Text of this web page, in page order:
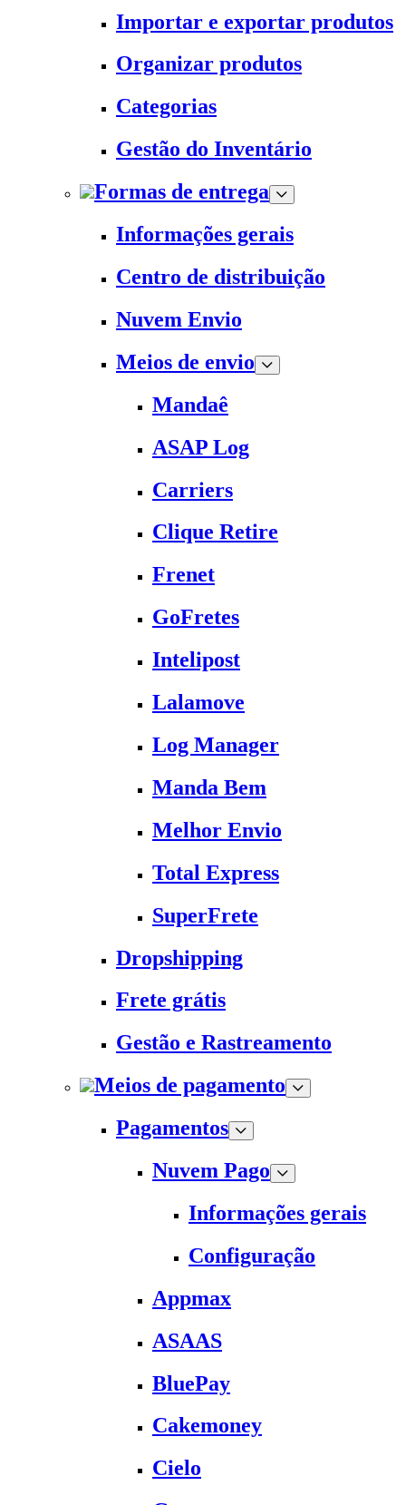
Importar e exportar produtos
Organizar produtos
Categorias
Gestão do Inventário
Formas de entrega
Informações gerais
Centro de distribuição
Nuvem Envio
Meios de envio
Mandaê
ASAP Log
Carriers
Clique Retire
Frenet
GoFretes
Intelipost
Lalamove
Log Manager
Manda Bem
Melhor Envio
Total Express
SuperFrete
Dropshipping
Frete grátis
Gestão e Rastreamento
Meios de pagamento
Pagamentos
Nuvem Pago
Informações gerais
Configuração
Appmax
ASAAS
BluePay
Cakemoney
Cielo